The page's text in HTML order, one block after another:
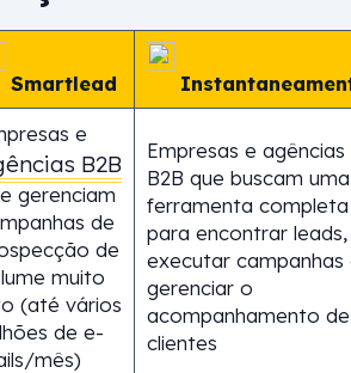
Smartlead
e
B2B
gerenciam
de
de
muito
(até vários
de e-
mês)
Empresas e agências
B2B que buscam uma
ferramenta completa
para encontrar leads,
executar campanhas
gerenciar o
acompanhamento de
clientes